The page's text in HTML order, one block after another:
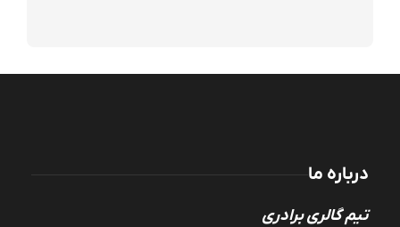
درباره ما
تیم گالری برادری